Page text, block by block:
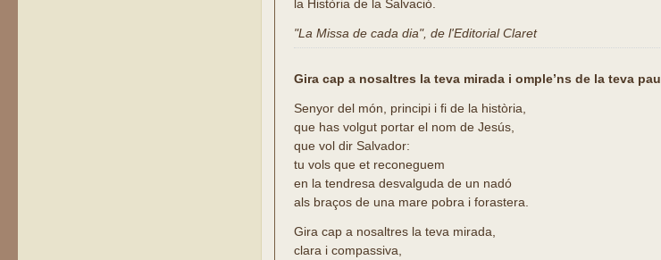
la Història de la Salvació.
"La Missa de cada dia", de l'Editorial Claret
Gira cap a nosaltres la teva mirada i omple’ns de la teva pau
Senyor del món, principi i fi de la història,
que has volgut portar el nom de Jesús,
que vol dir Salvador:
tu vols que et reconeguem
en la tendresa desvalguda de un nadó
als braços de una mare pobra i forastera.
Gira cap a nosaltres la teva mirada,
clara i compassiva,